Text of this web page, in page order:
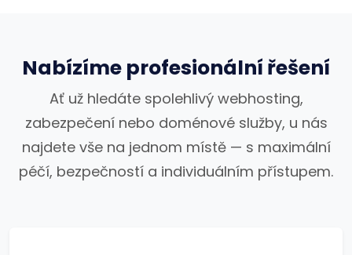
Nabízíme profesionální řešení
Ať už hledáte spolehlivý webhosting,
zabezpečení nebo doménové služby, u nás
najdete vše na jednom místě — s maximální
péčí, bezpečností a individuálním přístupem.